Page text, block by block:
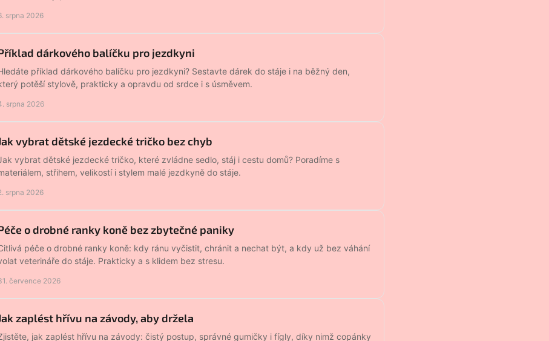
srpna 2026
dárkového balíčku pro jezdkyni
příklad dárkového balíčku pro jezdkyni? Sestavte dárek do stáje i na běžný den,
potěší stylově, prakticky a opravdu od srdce i s úsměvem.
srpna 2026
vybrat dětské jezdecké tričko bez chyb
vybrat dětské jezdecké tričko, které zvládne sedlo, stáj i cestu domů? Poradíme s
střihem, velikostí i stylem malé jezdkyně do stáje.
srpna 2026
o drobné ranky koně bez zbytečné paniky
péče o drobné ranky koně: kdy ránu vyčistit, chránit a nechat být, a kdy už bez váhání
veterináře do stáje. Prakticky a s klidem bez stresu.
července 2026
zaplést hřívu na závody, aby držela
jak zaplést hřívu na závody: čistý postup, správné gumičky i fígly, díky nimž copánky